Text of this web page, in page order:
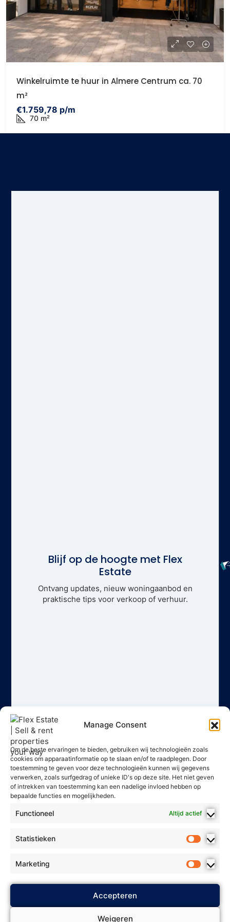
Manage Consent
Om de beste ervaringen te bieden, gebruiken wij technologieën zoals
cookies om apparaatinformatie op te slaan en/of te raadplegen. Door
toestemming te geven voor deze technologieën kunnen wij gegevens
verwerken, zoals surfgedrag of unieke ID's op deze site. Het niet geven
of intrekken van toestemming kan een nadelige invloed hebben op
bepaalde functies en mogelijkheden.
Functioneel Altijd actief
Statistieken
Marketing
Accepteren
Weigeren
Winkelruimte te huur in Almere Centrum ca. 70
m²
€1.759,78 p/m
70 m²
Blijf op de hoogte met Flex
Estate
Ontvang updates, nieuw woningaanbod en
praktische tips voor verkoop of verhuur.
2025 Flex Estate - Alle rechten
Privacybeleid
Algemene voorwaarden* *